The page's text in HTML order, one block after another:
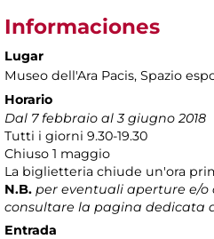
Informaciones
Lugar
Museo dell'Ara Pacis, Spazio
Horario
Dal 7 febbraio al 3 giugno 2018
Tutti i giorni 9.30-19.30
Chiuso 1 maggio
La biglietteria chiude un'ora
N.B. per eventuali aperture e/
consultare la pagina dedicata
Entrada